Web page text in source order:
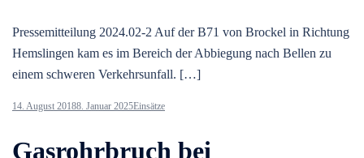
Pressemitteilung 2024.02-2 Auf der B71 von Brockel in Richtung
Hemslingen kam es im Bereich der Abbiegung nach Bellen zu
einem schweren Verkehrsunfall. […]
14. August 20188. Januar 2025Einsätze
Gasrohrbruch bei